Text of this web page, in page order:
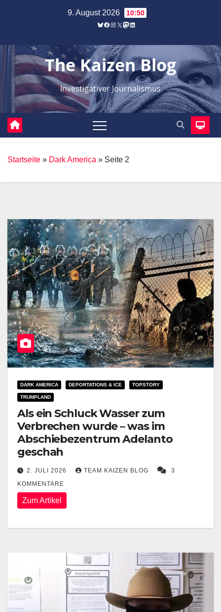
9. August 2026 10:50
Bluesky
Facebook
Instagram
X Mastodon
LinkedIn
The Kaizen Blog
Investigativer Journalismus
Startseite » Dark America » Seite 2
DARK AMERICA DEPORTATIONS & ICE TOPSTORY
TRUMPLAND
Als ein Schluck Wasser zum
Verbrechen wurde – was im
Abschiebezentrum Adelanto
geschah
2. JULI 2026 TEAM KAIZEN BLOG
3
KOMMENTARE
Zum Artikel